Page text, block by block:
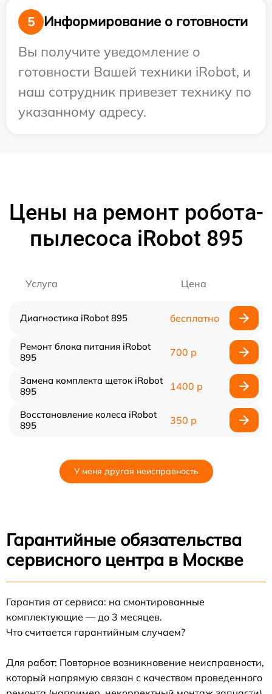
5
Информирование о готовности
Вы получите уведомление о
готовности Вашей техники iRobot, и
наш сотрудник привезет технику по
указанному адресу.
Цены на ремонт робота-
пылесоса iRobot 895
Услуга Цена
Диагностика iRobot 895 бесплатно
Ремонт блока питания iRobot
895
700 р
Замена комплекта щеток iRobot
895
1400 р
Восстановление колеса iRobot
895
350 р
У меня другая неисправность
Гарантийные обязательства
сервисного центра в Москве
Гарантия от сервиса: на смонтированные
комплектующие — до 3 месяцев.
Что считается гарантийным случаем?
Для работ: Повторное возникновение неисправности,
который напрямую связан с качеством проведенного